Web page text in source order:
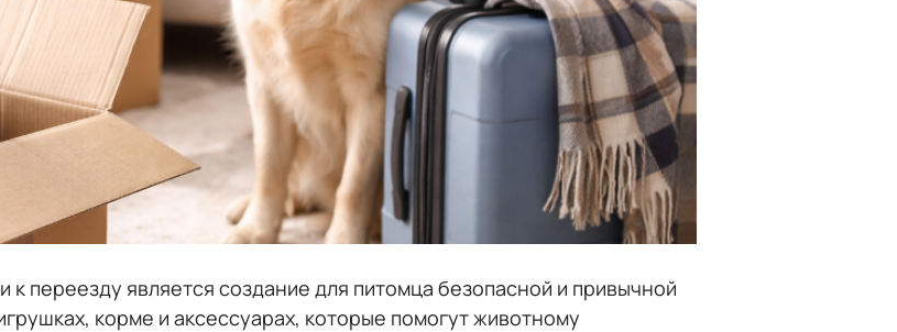
к переезду является создание для питомца безопасной и привычной
корме и аксессуарах, которые помогут животному